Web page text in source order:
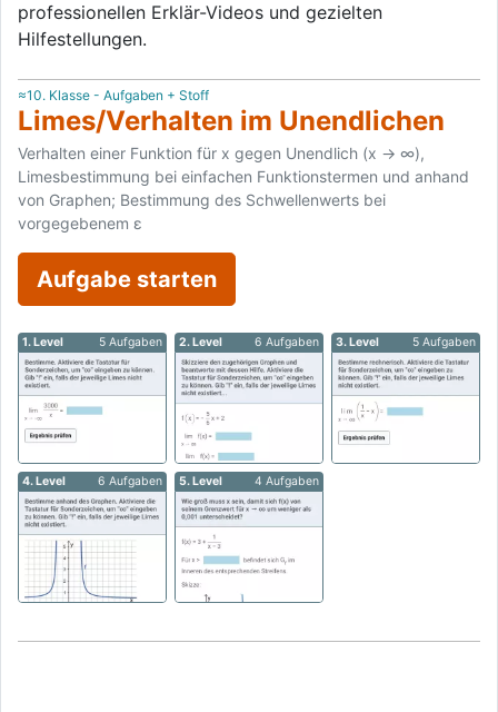
professionellen Erklär-Videos und gezielten
Hilfestellungen.
≈10. Klasse - Aufgaben + Stoff
Limes/­Verhalten im Unendlichen
Verhalten einer Funktion für x gegen Unendlich (x → ∞),
Limesbestimmung bei einfachen Funktionstermen und anhand
von Graphen; Bestimmung des Schwellenwerts bei
vorgegebenem ε
Aufgabe starten
1. Level 5 Aufgaben 2. Level 6 Aufgaben 3. Level 5 Aufgaben
4. Level 6 Aufgaben 5. Level 4 Aufgaben